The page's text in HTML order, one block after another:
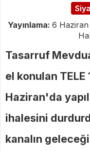
Yayınlama: 6 Haziran
Tasarruf
el konulan
Haziran'da
ihalesini
kanalın